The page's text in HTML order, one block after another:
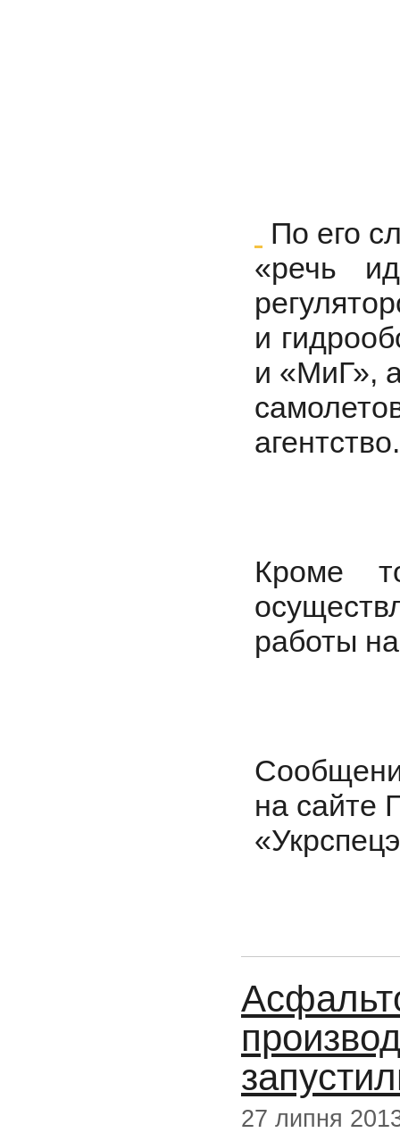
По его
«речь
и
и «МиГ»,
агентство.
Кроме
работы
на сайте
27 липня